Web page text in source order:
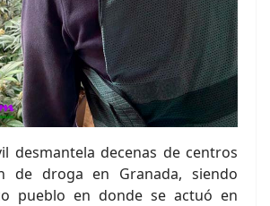
desmantela decenas de centros
de droga en Granada, siendo
pueblo en donde se actuó en